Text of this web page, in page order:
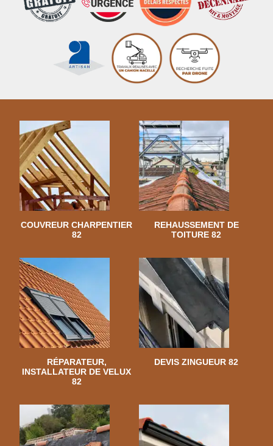
COUVREUR CHARPENTIER
82
REHAUSSEMENT DE
TOITURE 82
RÉPARATEUR,
INSTALLATEUR DE VELUX
82
DEVIS ZINGUEUR 82